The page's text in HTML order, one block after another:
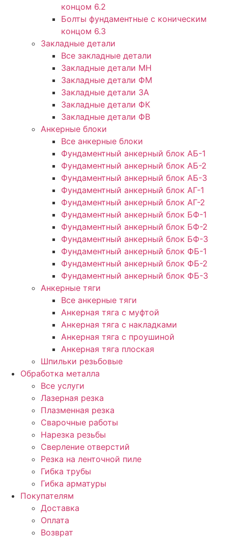
концом 6.2
Болты фундаментные с коническим
концом 6.3
Закладные детали
Все закладные детали
Закладные детали МН
Закладные детали ФМ
Закладные детали ЗА
Закладные детали ФК
Закладные детали ФВ
Анкерные блоки
Все анкерные блоки
Фундаментный анкерный блок АБ-1
Фундаментный анкерный блок АБ-2
Фундаментный анкерный блок АБ-3
Фундаментный анкерный блок АГ-1
Фундаментный анкерный блок АГ-2
Фундаментный анкерный блок БФ-1
Фундаментный анкерный блок БФ-2
Фундаментный анкерный блок БФ-3
Фундаментный анкерный блок ФБ-1
Фундаментный анкерный блок ФБ-2
Фундаментный анкерный блок ФБ-3
Анкерные тяги
Все анкерные тяги
Анкерная тяга с муфтой
Анкерная тяга с накладками
Анкерная тяга с проушиной
Анкерная тяга плоская
Шпильки резьбовые
Обработка металла
Все услуги
Лазерная резка
Плазменная резка
Сварочные работы
Нарезка резьбы
Сверление отверстий
Резка на ленточной пиле
Гибка трубы
Гибка арматуры
Покупателям
Доставка
Оплата
Возврат